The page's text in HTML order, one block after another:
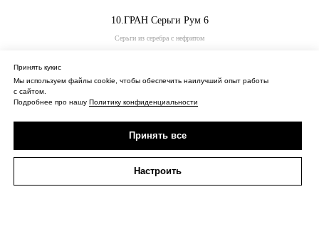
Принять кукис
Мы используем файлы cookie, чтобы обеспечить наилучший опыт работы
с сайтом.
Подробнее про нашу Политику конфиденциальности
Принять все
Настроить
10.ГРАН Серьги Рум 6
Серьги из серебра с нефритом
Купить